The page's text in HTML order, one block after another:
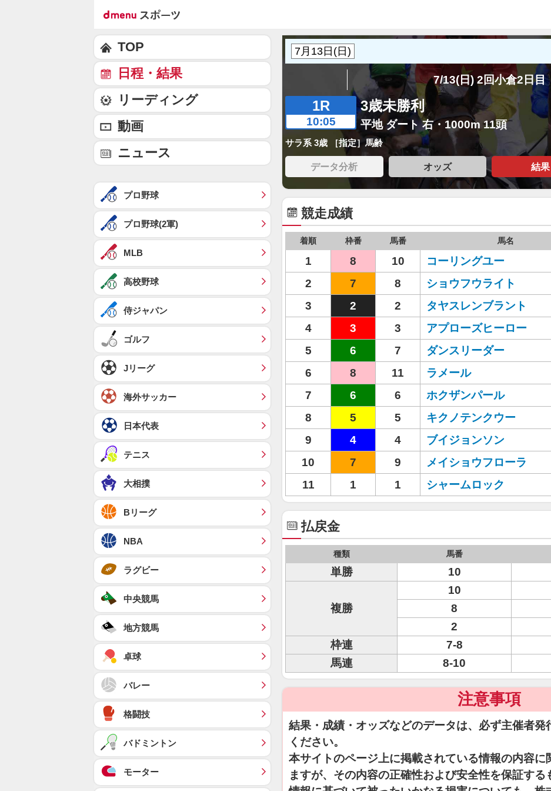
7/13(日) 2回小倉2日目
1R
10:05
3歳未勝利
平地 ダート 右・1000m 11頭
サラ系 3歳 ［指定］馬齢
データ分析 オッズ 結果
競走成績
着順 枠番 馬番 馬名
1 8 10 コーリングユー
2
7 8 ショウフウライト
3
2 2 タヤスレンブラント
4
3 3 アプローズヒーロー
5
6 7 ダンスリーダー
6
8 11 ラメール
7
6 6 ホクザンパール
8
5 5 キクノテンクウー
9
4 4 ブイジョンソン
10
7 9 メイショウフローラ
11
1 1 シャームロック
払戻金
種類 馬番
単勝 10
複勝
10
8
2
枠連
7-8
馬連
8-10
注意事項
結果・成績・オッズなどのデータは、必ず主催者発
ください。
本サイトのページ上に掲載されている情報の内容に
ますが、その内容の正確性および安全性を保証す
TOP
日程・結果
リーディング
動画
ニュース
プロ野球
プロ野球(2軍)
MLB
高校野球
侍ジャパン
ゴルフ
Jリーグ
海外サッカー
日本代表
テニス
大相撲
Bリーグ
NBA
ラグビー
中央競馬
地方競馬
卓球
バレー
格闘技
バドミントン
モーター